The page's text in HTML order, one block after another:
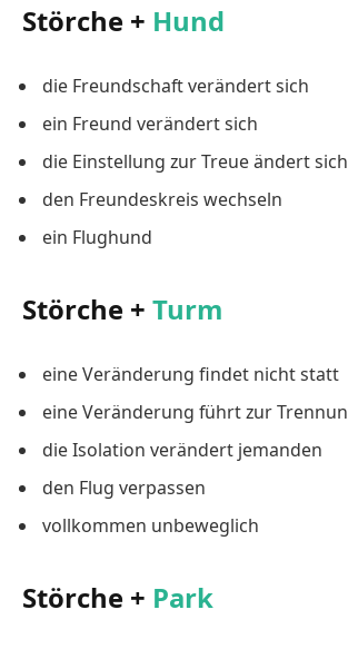
Störche + Hund
die Freundschaft verändert sich
ein Freund verändert sich
die Einstellung zur Treue ändert sich
den Freundeskreis wechseln
ein Flughund
Störche + Turm
eine Veränderung findet nicht statt
eine Veränderung führt zur
die Isolation verändert jemanden
den Flug verpassen
vollkommen unbeweglich
Störche + Park